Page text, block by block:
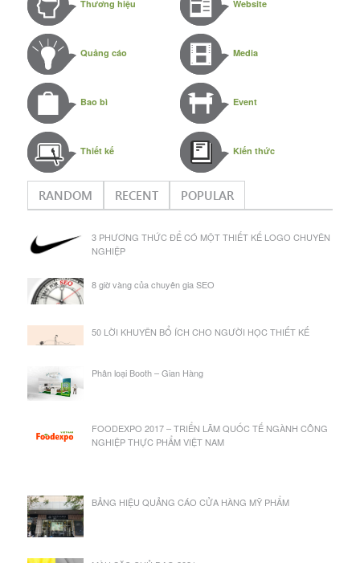
Thương hiệu
Quảng cáo
Bao bì
Thiết kế
Website
Media
Event
Kiến thức
RANDOM RECENT POPULAR
3 PHƯƠNG THỨC ĐỂ CÓ MỘT THIẾT KẾ LOGO CHUYÊN
NGHIỆP
8 giờ vàng của chuyên gia SEO
50 LỜI KHUYÊN BỔ ÍCH CHO NGƯỜI HỌC THIẾT KẾ
Phân loại Booth – Gian Hàng
FOODEXPO 2017 – TRIỂN LÃM QUỐC TẾ NGÀNH CÔNG
NGHIỆP THỰC PHẨM VIỆT NAM
BẢNG HIỆU QUẢNG CÁO CỬA HÀNG MỸ PHẨM